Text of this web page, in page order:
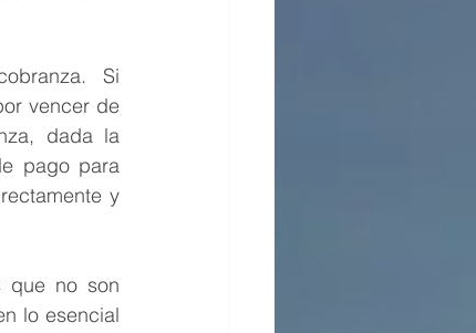
Si
vencer de
dada la
pago para
y
que no son
lo esencial